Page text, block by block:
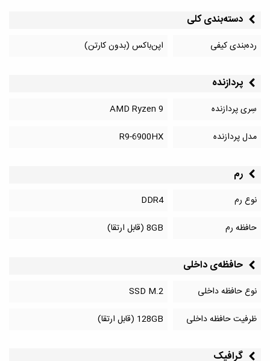
دسته‌بندی کلی
رده‌بندی کیفی اپن‌باکس (بدون کارتن)
پردازنده
سِری پردازنده
AMD Ryzen 9
مدل پردازنده
R9-6900HX
رم
نوع رم
DDR4
حافظه رم
8GB (قابل ارتقا)
حافظه‌‌ی داخلی
نوع حافظه داخلی
SSD M.2
ظرفیت حافظه داخلی
128GB (قابل ارتقا)
گرافیک